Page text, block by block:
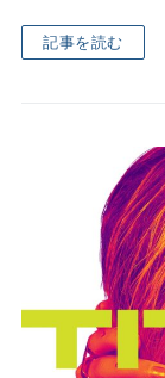
記事を読む